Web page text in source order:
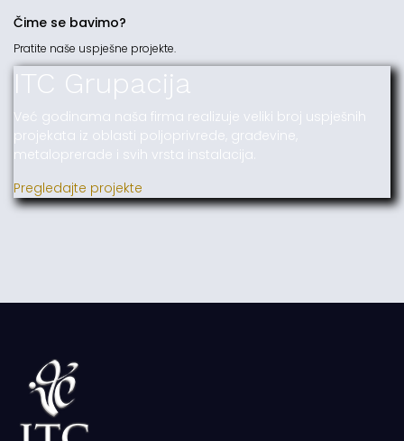
Čime se bavimo?
Pratite naše uspješne projekte.
ITC Grupacija
Već godinama naša firma realizuje veliki broj uspješnih
projekata iz oblasti poljoprivrede, građevine,
metaloprerade i svih vrsta instalacija.
Pregledajte projekte